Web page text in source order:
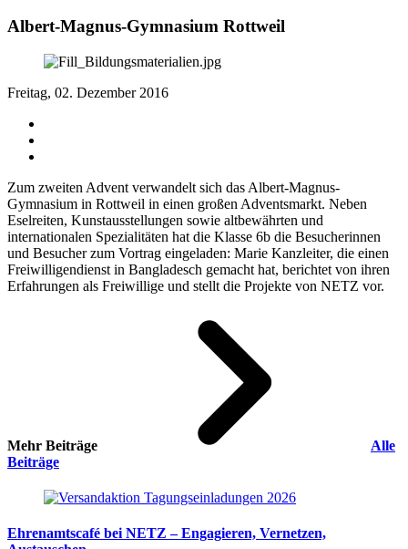
Albert-Magnus-Gymnasium Rottweil
Freitag, 02. Dezember 2016
Zum zweiten Advent verwandelt sich das Albert-Magnus-
Gymnasium in Rottweil in einen großen Adventsmarkt. Neben
Eselreiten, Kunstausstellungen sowie altbewährten und
internationalen Spezialitäten hat die Klasse 6b die Besucherinnen
und Besucher zum Vortrag eingeladen: Marie Kanzleiter, die einen
Freiwilligendienst in Bangladesch gemacht hat, berichtet von ihren
Erfahrungen als Freiwillige und stellt die Projekte von NETZ vor.
Mehr Beiträge
Alle
Beiträge
Ehrenamtscafé bei NETZ – Engagieren, Vernetzen,